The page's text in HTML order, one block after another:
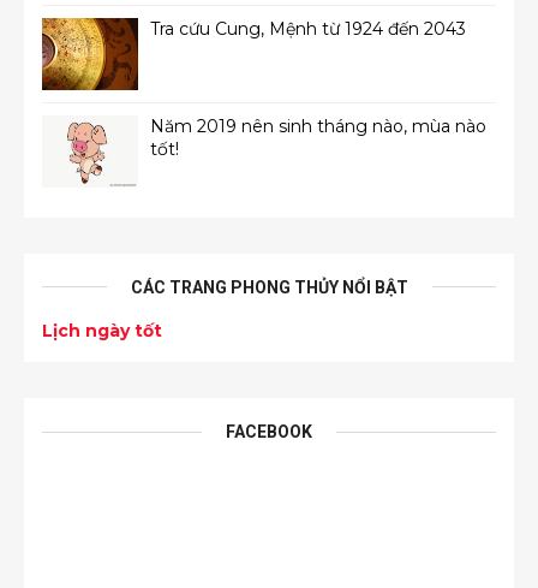
Tra cứu Cung, Mệnh từ 1924 đến 2043
Năm 2019 nên sinh tháng nào, mùa nào
tốt!
CÁC TRANG PHONG THỦY NỔI BẬT
Lịch ngày tốt
FACEBOOK